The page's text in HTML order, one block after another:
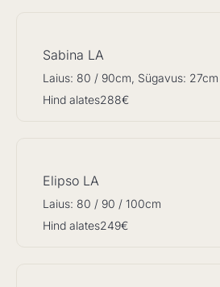
Sabina LA
Laius: 80 / 90cm, Sügavus: 27cm
Hind alates288€
Elipso LA
Laius: 80 / 90 / 100cm
Hind alates249€